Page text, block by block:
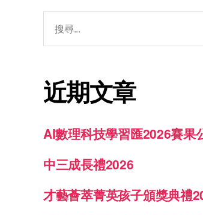
近期文章
AI數理科技學習匯2026賽果
中三成長禮2026
才藝薈萃菁英孩子頒獎典禮